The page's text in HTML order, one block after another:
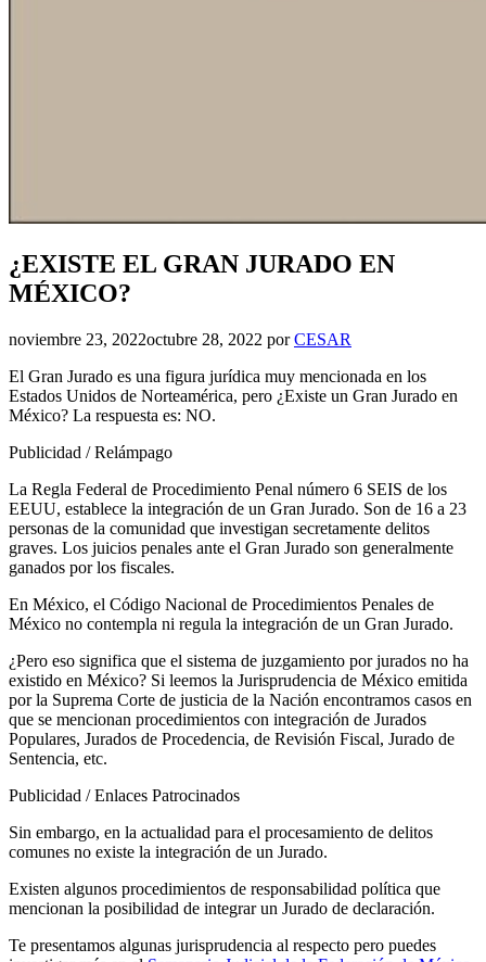
¿EXISTE EL GRAN JURADO EN
MÉXICO?
noviembre 23, 2022octubre 28, 2022 porCESAR
El Gran Jurado es una figura jurídica muy mencionada en los
Estados Unidos de Norteamérica, pero ¿Existe un Gran Jurado en
México? La respuesta es: NO.
Publicidad / Relámpago
La Regla Federal de Procedimiento Penal número 6 SEIS de los
EEUU, establece la integración de un Gran Jurado. Son de 16 a 23
personas de la comunidad que investigan secretamente delitos
graves. Los juicios penales ante el Gran Jurado son generalmente
ganados por los fiscales.
En México, el Código Nacional de Procedimientos Penales de
México no contempla ni regula la integración de un Gran Jurado.
¿Pero eso significa que el sistema de juzgamiento por jurados no ha
existido en México? Si leemos la Jurisprudencia de México emitida
por la Suprema Corte de justicia de la Nación encontramos casos en
que se mencionan procedimientos con integración de Jurados
Populares, Jurados de Procedencia, de Revisión Fiscal, Jurado de
Sentencia, etc.
Publicidad / Enlaces Patrocinados
Sin embargo, en la actualidad para el procesamiento de delitos
comunes no existe la integración de un Jurado.
Existen algunos procedimientos de responsabilidad política que
mencionan la posibilidad de integrar un Jurado de declaración.
Te presentamos algunas jurisprudencia al respecto pero puedes